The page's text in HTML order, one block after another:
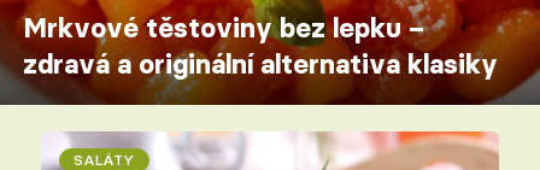
Mrkvové těstoviny bez lepku –
zdravá a originální alternativa klasiky
SALÁTY